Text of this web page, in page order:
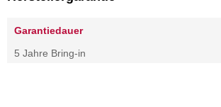
Garantiedauer
5 Jahre Bring-in